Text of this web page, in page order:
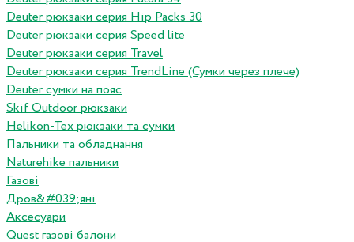
Deuter рюкзаки серия Hip Packs 30
Deuter рюкзаки серия Speed lite
Deuter рюкзаки серия Travel
Deuter рюкзаки серия TrendLine (Сумки через плече)
Deuter сумки на пояс
Skif Outdoor рюкзаки
Helikon-Tex рюкзаки та сумки
Пальники та обладнання
Naturehike пальники
Газові
Дров&#039;яні
Аксесуари
Quest газові балони